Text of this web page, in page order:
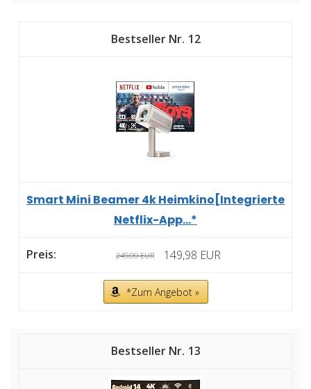
12
Smart Mini Beamer 4k Heimkino[Integrierte
Netflix-App...*
249,99 EUR 149,98 EUR
*Zum Angebot »
13